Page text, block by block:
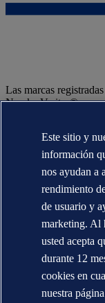
Las marcas
Norske Veritas® son
WHEN TRUST
Este sitio y
información
nos ayudan a
rendimiento
de usuario y
marketing. Al
usted acepta
durante 12
cookies en
nuestra